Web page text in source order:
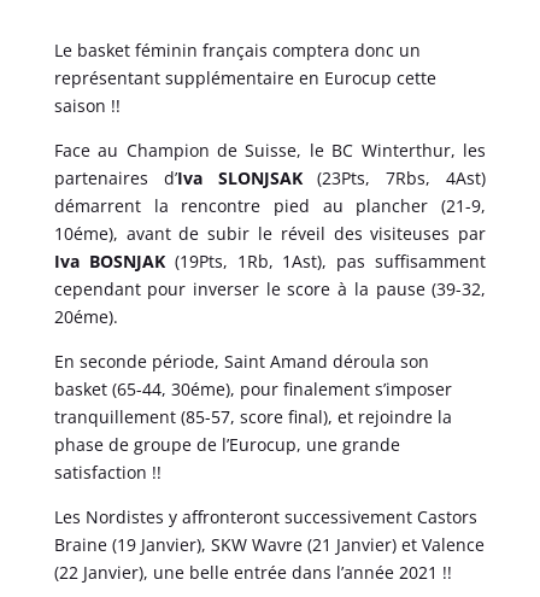
Le basket féminin français comptera donc un
représentant supplémentaire en Eurocup cette
saison !!
Face au Champion de Suisse, le BC Winterthur, les
partenaires d’Iva SLONJSAK(23Pts, 7Rbs, 4Ast)
démarrent la rencontre pied au plancher (21-9,
10éme), avant de subir le réveil des visiteuses par
Iva BOSNJAK(19Pts, 1Rb, 1Ast), pas suffisamment
cependant pour inverser le score à la pause (39-32,
20éme).
En seconde période, Saint Amand déroula son
basket (65-44, 30éme), pour finalement s’imposer
tranquillement (85-57, score final), et rejoindre la
phase de groupe de l’Eurocup, une grande
satisfaction !!
Les Nordistes y affronteront successivement Castors
Braine (19 Janvier), SKW Wavre (21 Janvier) et Valence
(22 Janvier), une belle entrée dans l’année 2021 !!